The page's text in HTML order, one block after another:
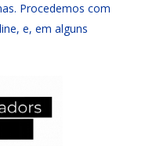
Procedemos com
e, em alguns